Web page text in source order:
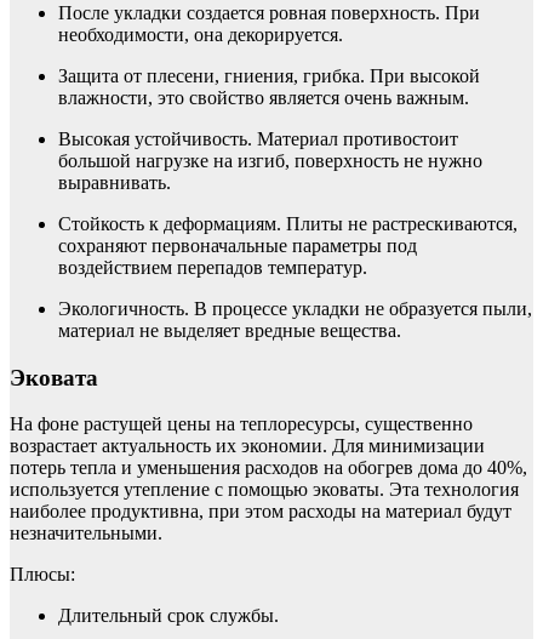
После укладки создается ровная поверхность. При
необходимости, она декорируется.
Защита от плесени, гниения, грибка. При высокой
влажности, это свойство является очень важным.
Высокая устойчивость. Материал противостоит
большой нагрузке на изгиб, поверхность не нужно
выравнивать.
Стойкость к деформациям. Плиты не растрескиваются,
сохраняют первоначальные параметры под
воздействием перепадов температур.
Экологичность. В процессе укладки не образуется пыли,
материал не выделяет вредные вещества.
Эковата
На фоне растущей цены на теплоресурсы, существенно
возрастает актуальность их экономии. Для минимизации
потерь тепла и уменьшения расходов на обогрев дома до 40%,
используется утепление с помощью эковаты. Эта технология
наиболее продуктивна, при этом расходы на материал будут
незначительными.
Плюсы:
Длительный срок службы.